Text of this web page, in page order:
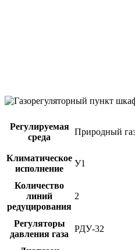
Регулируемая
среда
Природный
Климатическое
исполнение
У1
Количество
линий
редуцирования
2
Регуляторы
давления газа
РДУ-32